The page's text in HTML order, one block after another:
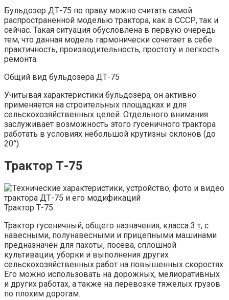
Бульдозер ДТ-75 по праву можно считать самой
распространенной моделью трактора, как в СССР, так и
сейчас. Такая ситуация обусловлена в первую очередь
тем, что данная модель гармонически сочетает в себе
практичность, производительность, простоту и легкость
ремонта.
Общий вид бульдозера ДТ-75
Учитывая характеристики бульдозера, он активно
применяется на строительных площадках и для
сельскохозяйственных целей. Отдельного внимания
заслуживает возможность этого гусеничного трактора
работать в условиях небольшой крутизны склонов (до
20°).
Трактор Т-75
Трактор Т-75
Трактор гусеничный, общего назначения, класса 3 т, с
навесными, полунавесными и прицепными машинами
предназначен для пахоты, посева, сплошной
культивации, уборки и выполнения других
сельскохозяйственных работ на повышенных скоростях.
Его можно использовать на дорожных, мелиоративных
и других работах, а также на перевозке тяжелых грузов
по плохим дорогам.